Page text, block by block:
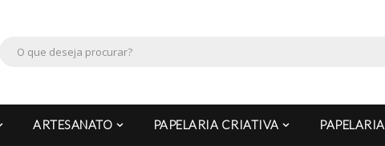
ARTESANATO PAPELARIA CRIATIVA PAPELARIA